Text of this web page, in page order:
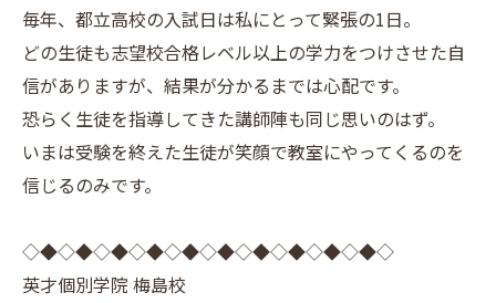
毎年、都立高校の入試日は私にとって緊張の1日。
どの生徒も志望校合格レベル以上の学力をつけさせた自
信がありますが、結果が分かるまでは心配です。
恐らく生徒を指導してきた講師陣も同じ思いのはず。
いまは受験を終えた生徒が笑顔で教室にやってくるのを
信じるのみです。
◇◆◇◆◇◆◇◆◇◆◇◆◇◆◇◆◇◆◇◆◇
英才個別学院 梅島校